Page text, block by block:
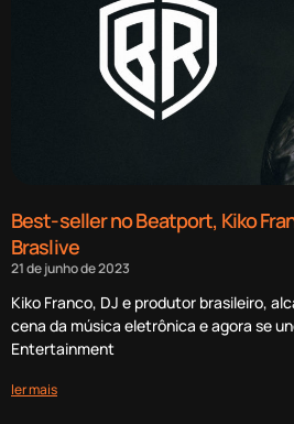
Best-seller no Beatport, Kiko
Braslive
21 de junho de 2023
Kiko Franco, DJ e produtor brasileiro,
cena da música eletrônica e agora se
Entertainment
ler mais